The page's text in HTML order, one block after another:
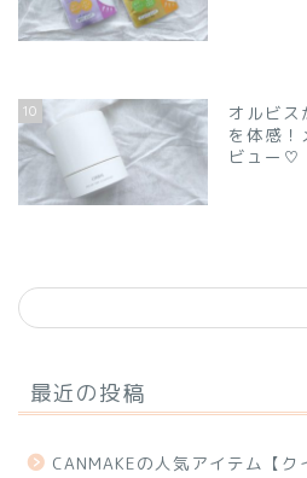
10
オルビス
を体感！
ビュー♡
最近の投稿
CANMAKEの人気アイテム【ク